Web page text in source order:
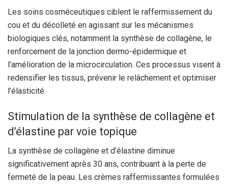
Les soins cosméceutiques ciblent le raffermissement du
cou et du décolleté en agissant sur les mécanismes
biologiques clés, notamment la synthèse de collagène, le
renforcement de la jonction dermo-épidermique et
l’amélioration de la microcirculation. Ces processus visent à
redensifier les tissus, prévenir le relâchement et optimiser
l’élasticité.
Stimulation de la synthèse de collagène et
d’élastine par voie topique
La synthèse de collagène et d’élastine diminue
significativement après 30 ans, contribuant à la perte de
fermeté de la peau. Les crèmes raffermissantes formulées